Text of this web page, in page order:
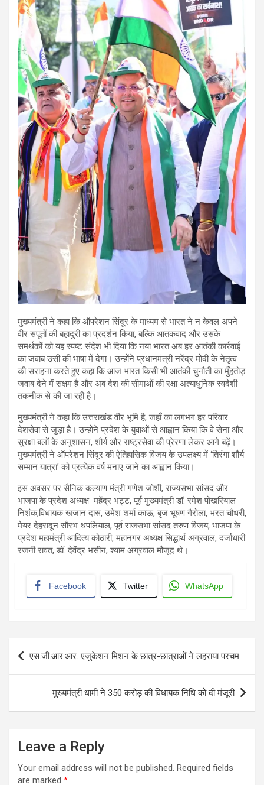
मुख्यमंत्री ने कहा कि ऑपरेशन सिंदूर के माध्यम से भारत ने न केवल अपने
वीर सपूतों की बहादुरी का प्रदर्शन किया, बल्कि आतंकवाद और उसके
समर्थकों को यह स्पष्ट संदेश भी दिया कि नया भारत अब हर आतंकी कार्रवाई
का जवाब उसी की भाषा में देगा। उन्होंने प्रधानमंत्री नरेंद्र मोदी के नेतृत्व
की सराहना करते हुए कहा कि आज भारत किसी भी आतंकी चुनौती का मुँहतोड़
जवाब देने में सक्षम है और अब देश की सीमाओं की रक्षा अत्याधुनिक स्वदेशी
तकनीक से की जा रही है।
मुख्यमंत्री ने कहा कि उत्तराखंड वीर भूमि है, जहाँ का लगभग हर परिवार
देशसेवा से जुड़ा है। उन्होंने प्रदेश के युवाओं से आह्वान किया कि वे सेना और
सुरक्षा बलों के अनुशासन, शौर्य और राष्ट्रसेवा की प्रेरणा लेकर आगे बढ़ें।
मुख्यमंत्री ने ऑपरेशन सिंदूर की ऐतिहासिक विजय के उपलक्ष्य में ‘तिरंगा शौर्य
सम्मान यात्रा’ को प्रत्येक वर्ष मनाए जाने का आह्वान किया।
इस अवसर पर सैनिक कल्याण मंत्री गणेश जोशी, राज्यसभा सांसद और
भाजपा के प्रदेश अध्यक्ष महेंद्र भट्ट, पूर्व मुख्यमंत्री डॉ. रमेश पोखरियाल
निशंक,विधायक खजान दास, उमेश शर्मा काऊ, बृज भूषण गैरोला, भरत चौधरी,
मेयर देहरादून सौरभ थपलियाल, पूर्व राजसभा सांसद तरुण विजय, भाजपा के
प्रदेश महामंत्री आदित्य कोठारी, महानगर अध्यक्ष सिद्धार्थ अग्रवाल, दर्जाधारी
रजनी रावत, डॉ. देवेंद्र भसीन, श्याम अग्रवाल मौजूद थे।
Facebook Twitter WhatsApp
Post
navigation
एस.जी.आर.आर. एजुकेशन मिशन के छात्र-छात्राओं ने लहराया परचम
मुख्यमंत्री धामी ने 350 करोड़ की विधायक निधि को दी मंजूरी
Leave a Reply
Your email address will not be published. Required fields
are marked *